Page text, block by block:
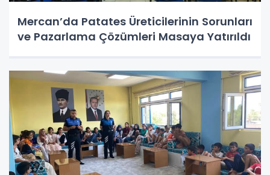
Mercan’da Patates Üreticilerinin Sorunları
ve Pazarlama Çözümleri Masaya Yatırıldı